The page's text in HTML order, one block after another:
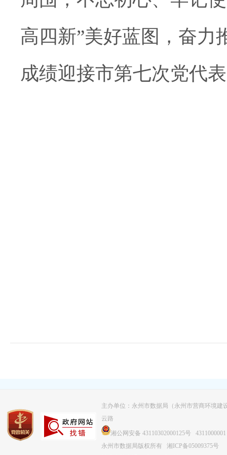
高四新”美好蓝图，奋力
成绩迎接市第七次党代
主办单位：永州市数据局（永州市营商环境
云路
湘公网安备 43110302000125号 4311000001
永州市数据局版权所有 湘ICP备05009375号